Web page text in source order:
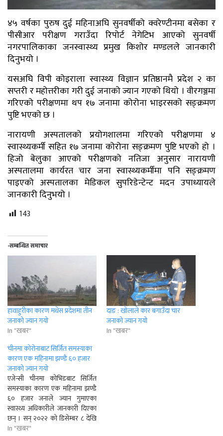
४५ वर्षका पुरुष दुई महिनाअघि सुनवर्षीको क्वरेण्टीनमा बसेका र
पीसीआर परीक्षण गराउँदा रिपोर्ट नेगेटिभ आएको सुनवर्षी
नगरपालिकाका जनस्वास्थ्य प्रमुख किशोर मण्डलले जानकारी
दिनुभयो ।
यसअघि विपी कोइराला स्वास्थ्य विज्ञान प्रतिष्ठानमै प्रदेश २ का
सप्तरी र महोत्तरीका गरी दुई जनाको ज्यान गएको थियो । वीरगञ्जमा
गरिएको परीक्षणमा थप १७ जनामा कोरोना भाइरसको सङ्क्रमण
पुष्टि भएको छ ।
नारायणी अस्पतालको प्रयोगशालमा गरिएको परीक्षणमा ४
स्वास्थ्यकर्मी सहित १७ जनामा कोरोना सङ्क्रमण पुष्टि भएको हो ।
हिजो बेलुका आएको परीक्षणको नतिजा अनुसार नारायणी
अस्पतालमा कार्यरत चार जना स्वास्थ्यकर्मीमा पनि सङ्क्रमण
पाइएको अस्पतालका मेडिकल सुपरिडेन्टेन्ट मदन उपाध्यायले
जानकारी दिनुभयो ।
143
-सम्बन्धित समाचार
हावाहुरीका कारण मधेस प्रदेशमा तीन
जनाको ज्यान गयो
In "खबर"
दाङ : खोलाले कार बगाउँदा चार
जनाको ज्यान गयो
In "खबर"
चीनमा काेराेनाबाट सिर्जित समस्याका
कारण एक महिनामा झण्डै ६० हजार
जनाको ज्यान गयो
एजेन्सी चीनमा कोभिडबाट सिर्जित
समस्याका कारण एक महिनामा झण्डै
६० हजार जनाले ज्यान गुमाएका
स्वास्थ्य अधिकारीले जानकारी दिएका
छन् । सन् २०२२ को डिसेम्बर ८ देखि
यस वर्षको जनवरी १२ सम्ममा चीनमा
In "खबर"